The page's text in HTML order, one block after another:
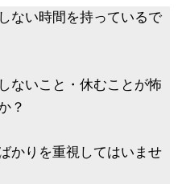
ない時間を持っているで
ないこと・休むことが怖
？
かりを重視してはいませ